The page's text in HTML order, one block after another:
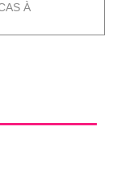
À